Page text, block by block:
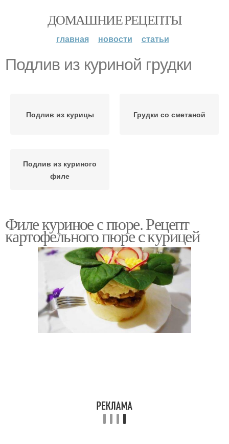
ДОМАШНИЕ РЕЦЕПТЫ
главная новости статьи
Подлив из куриной грудки
Подлив из курицы Грудки со сметаной
Подлив из куриного
филе
Филе куриное с пюре. Рецепт
картофельного пюре с курицей